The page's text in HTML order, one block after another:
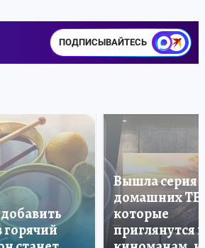
ПОДПИСЫВАЙТЕСЬ
горячий
Вышла серия
домашних ТВ,
которые
приглянутся и